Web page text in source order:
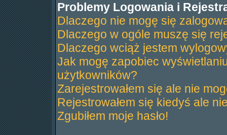
Problemy Logowania i
Dlaczego nie mogę się
Dlaczego w ogóle muszę się
Dlaczego wciąż jestem
Jak mogę zapobiec
użytkowników?
Zarejestrowałem się ale nie
Rejestrowałem się kiedyś ale
Zgubiłem moje hasło!